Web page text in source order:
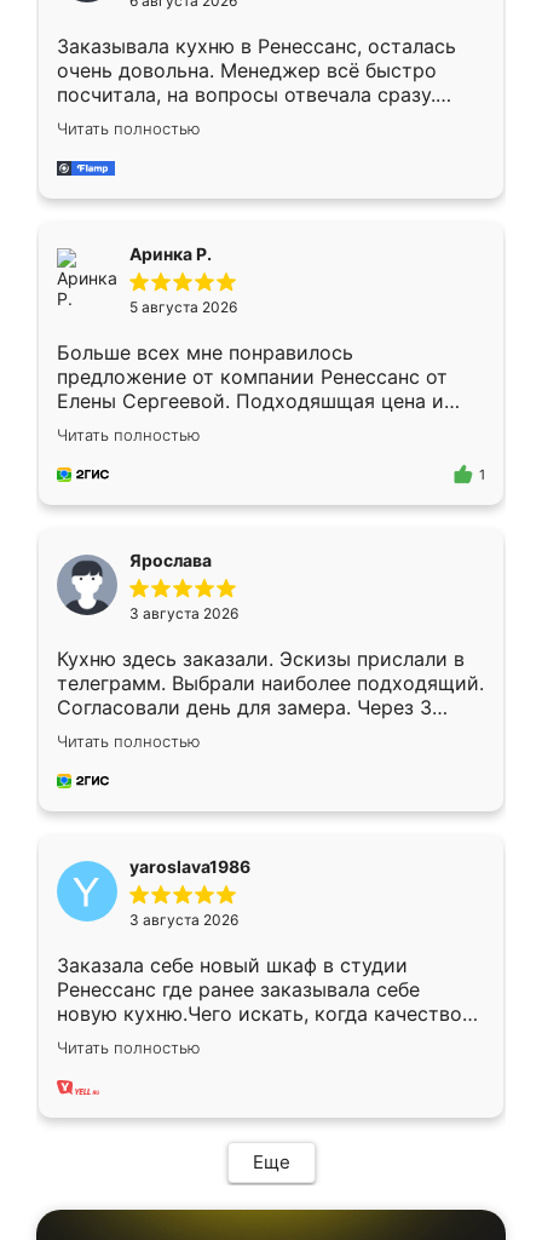
мебели буду заказывать только здесь.
Заказывала кухню в Ренессанс, осталась
очень довольна. Менеджер всё быстро
посчитала, на вопросы отвечала сразу.
Замерщик приехал в субботу, подошёл к
делу со всей ответственностью. Собрали
за день, ребята работали аккуратно, даже
Читать полностью
Аринка Р.
5 августа 2026
Больше всех мне понравилось
предложение от компании Ренессанс от
Елены Сергеевой. Подходяшщая цена и
короткие сроки изготовления. Приехавший
для замера сотрудник Владислав
предложил по моему эскизу самый
Читать полностью
1
Ярослава
3 августа 2026
Кухню здесь заказали. Эскизы прислали в
телеграмм. Выбрали наиболее подходящий.
Согласовали день для замера. Через 3
недели кухня была уже готова. Остались
довольны работой. Спасибо Ренессанс
мебель за качественную работу!
Читать полностью
yaroslava1986
3 августа 2026
Заказала себе новый шкаф в студии
Ренессанс где ранее заказывала себе
новую кухню.Чего искать, когда качеством
вполне довольна. Служит кухня уже почти
два года, нареканий нет.
Читать полностью
Еще